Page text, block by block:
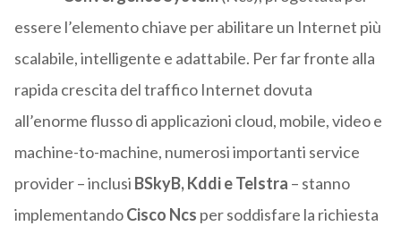
essere l’elemento chiave per abilitare un Internet più
scalabile, intelligente e adattabile. Per far fronte alla
rapida crescita del traffico Internet dovuta
all’enorme flusso di applicazioni cloud, mobile, video e
machine-to-machine, numerosi importanti service
provider – inclusi BSkyB, Kddi e Telstra – stanno
implementandoCisco Ncs per soddisfare la richiesta